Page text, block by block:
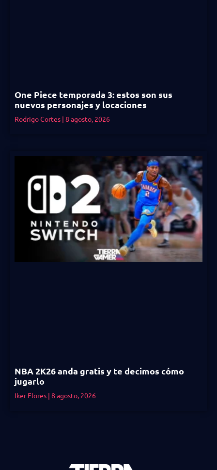
One Piece temporada 3: estos son sus
nuevos personajes y locaciones
Rodrigo Cortes 8 agosto, 2026
NBA 2K26 anda gratis y te decimos cómo
jugarlo
Iker Flores 8 agosto, 2026